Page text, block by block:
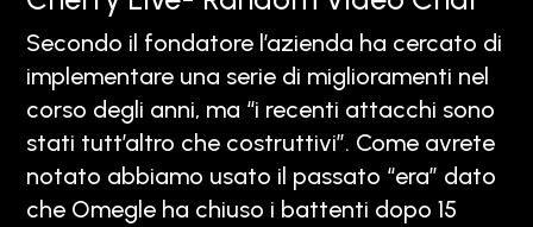
Secondo il fondatore l’azienda ha cercato di
implementare una serie di miglioramenti nel
corso degli anni, ma “i recenti attacchi sono
stati tutt’altro che costruttivi”. Come avrete
notato abbiamo usato il passato “era” dato
che Omegle ha chiuso i battenti dopo 15